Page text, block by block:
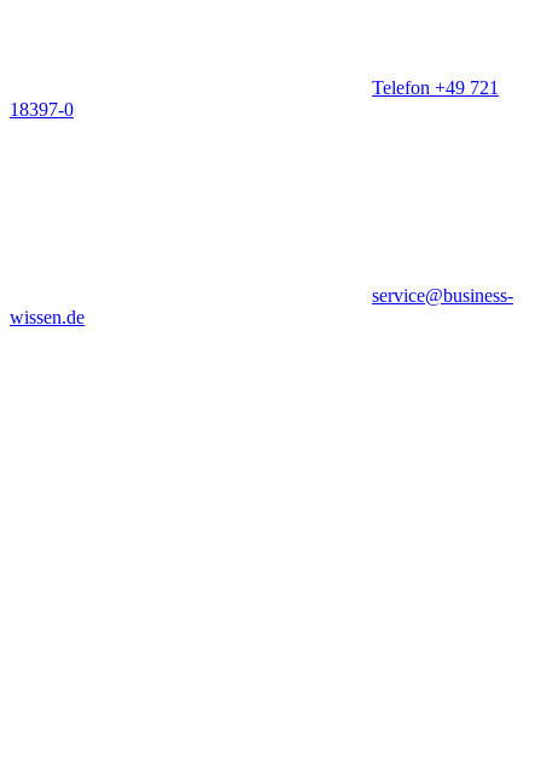
Telefon +49 721
18397-0
service@business-
wissen.de